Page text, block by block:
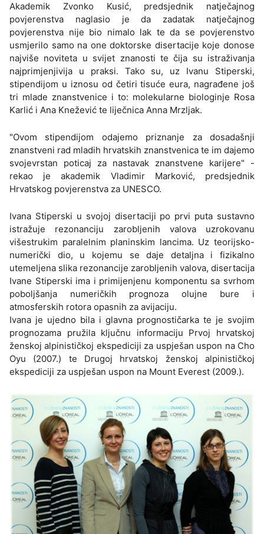
Akademik Zvonko Kusić, predsjednik natječajnog
povjerenstva naglasio je da zadatak natječajnog
povjerenstva nije bio nimalo lak te da se povjerenstvo
usmjerilo samo na one doktorske disertacije koje donose
najviše noviteta u svijet znanosti te čija su istraživanja
najprimjenjivija u praksi. Tako su, uz Ivanu Stiperski,
stipendijom u iznosu od četiri tisuće eura, nagrađene još
tri mlade znanstvenice i to: molekularne biologinje Rosa
Karlić i Ana Knežević te liječnica Anna Mrzljak.
"Ovom stipendijom odajemo priznanje za dosadašnji
znanstveni rad mladih hrvatskih znanstvenica te im dajemo
svojevrstan poticaj za nastavak znanstvene karijere" -
rekao je akademik Vladimir Marković, predsjednik
Hrvatskog povjerenstva za UNESCO.
Ivana Stiperski u svojoj disertaciji po prvi puta sustavno
istražuje rezonanciju zarobljenih valova uzrokovanu
višestrukim paralelnim planinskim lancima. Uz teorijsko-
numerički dio, u kojemu se daje detaljna i fizikalno
utemeljena slika rezonancije zarobljenih valova, disertacija
Ivane Stiperski ima i primijenjenu komponentu sa svrhom
poboljšanja numeričkih prognoza olujne bure i
atmosferskih rotora opasnih za avijaciju.
Ivana je ujedno bila i glavna prognostičarka te je svojim
prognozama pružila ključnu informaciju Prvoj hrvatskoj
ženskoj alpinističkoj ekspediciji za uspješan uspon na Cho
Oyu (2007.) te Drugoj hrvatskoj ženskoj alpinističkoj
ekspediciji za uspješan uspon na Mount Everest (2009.).